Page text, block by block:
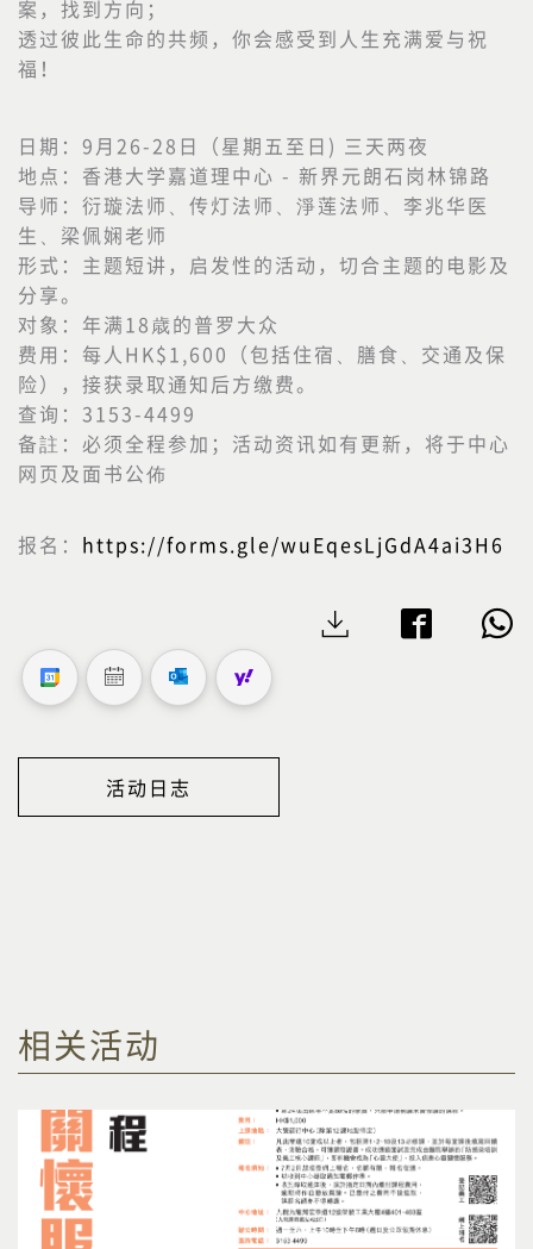
案，找到方向；
透过彼此生命的共频，你会感受到人生充满爱与祝
福！
日期：9月26-28日（星期五至日) 三天两夜
地点：香港大学嘉道理中心 - 新界元朗石岗林锦路
导师：衍璇法师、传灯法师、淨莲法师、李兆华医
生、梁佩娴老师
形式：主题短讲，启发性的活动，切合主题的电影及
分享。
对象：年满18歳的普罗大众
费用：每人HK$1,600（包括住宿、膳食、交通及保
险），接获录取通知后方缴费。
查询：3153-4499
备註：必须全程参加；活动资讯如有更新，将于中心
网页及面书公佈
报名： https://forms.gle/wuEqesLjGdA4ai3H6
活动日志
相关活动